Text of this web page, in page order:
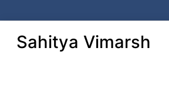
to
contentSahitya Vimarsh